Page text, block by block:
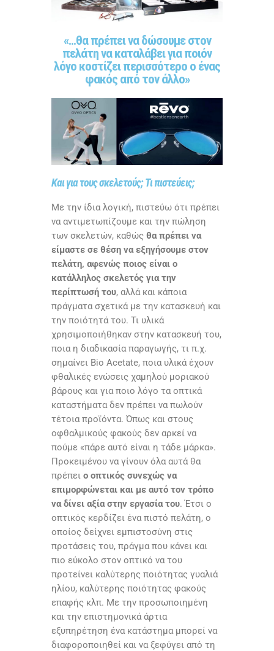
«...θα πρέπει να δώσουμε στον
πελάτη να καταλάβει για ποιόν
λόγο κοστίζει περισσότερο ο ένας
φακός από τον άλλο»
Και για τους σκελετούς; Τι πιστεύεις;
Με την ίδια λογική, πιστεύω ότι πρέπει
να αντιμετωπίζουμε και την πώληση
των σκελετών, καθώς θα πρέπει να
είμαστε σε θέση να εξηγήσουμε στον
πελάτη, αφενώς ποιος είναι ο
κατάλληλος σκελετός για την
περίπτωσή του, αλλά και κάποια
πράγματα σχετικά με την κατασκευή και
την ποιότητά του. Τι υλικά
χρησιμοποιήθηκαν στην κατασκευή του,
ποια η διαδικασία παραγωγής, τι π.χ.
σημαίνει Bio Acetate, ποια υλικά έχουν
φθαλικές ενώσεις χαμηλού μοριακού
βάρους και για ποιο λόγο τα οπτικά
καταστήματα δεν πρέπει να πωλούν
τέτοια προϊόντα. Όπως και στους
οφθαλμικούς φακούς δεν αρκεί να
πούμε «πάρε αυτό είναι η τάδε μάρκα».
Προκειμένου να γίνουν όλα αυτά θα
πρέπει ο οπτικός συνεχώς να
επιμορφώνεται και με αυτό τον τρόπο
να δίνει αξία στην εργασία του. Έτσι ο
οπτικός κερδίζει ένα πιστό πελάτη, ο
οποίος δείχνει εμπιστοσύνη στις
προτάσεις του, πράγμα που κάνει και
πιο εύκολο στον οπτικό να του
προτείνει καλύτερης ποιότητας γυαλιά
ηλίου, καλύτερης ποιότητας φακούς
επαφής κλπ. Με την προσωποιημένη
και την επιστημονικά άρτια
εξυπηρέτηση ένα κατάστημα μπορεί να
διαφοροποιηθεί και να ξεφύγει από τη